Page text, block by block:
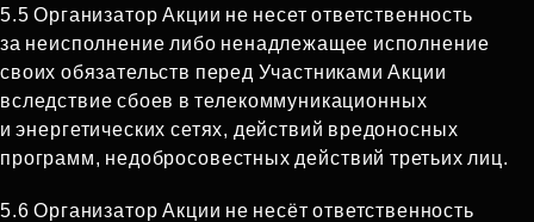
5.5 Организатор Акции не несет ответственность
за неисполнение либо ненадлежащее исполнение
своих обязательств перед Участниками Акции
вследствие сбоев в телекоммуникационных
и энергетических сетях, действий вредоносных
программ, недобросовестных действий третьих лиц.
5.6 Организатор Акции не несёт ответственность